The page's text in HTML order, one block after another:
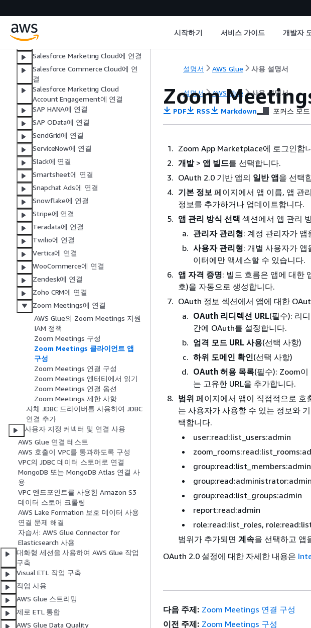
시작하기 서비스 가이드 개발자
QuickBooks에 연결
REST API에 연결
Salesforce에 연결
Salesforce Marketing Cloud에 연결
Salesforce Commerce Cloud에 연
결
Salesforce Marketing Cloud
Account Engagement에 연결
SAP HANA에 연결
SAP OData에 연결
SendGrid에 연결
ServiceNow에 연결
Slack에 연결
Smartsheet에 연결
Snapchat Ads에 연결
Snowflake에 연결
Stripe에 연결
Teradata에 연결
Twilio에 연결
Vertica에 연결
WooCommerce에 연결
Zendesk에 연결
Zoho CRM에 연결
Zoom Meetings에 연결
AWS Glue의 Zoom Meetings 지원
IAM 정책
Zoom Meetings 구성
Zoom Meetings 클라이언트 앱
구성
Zoom Meetings 연결 구성
Zoom Meetings 엔터티에서 읽기
Zoom Meetings 연결 옵션
Zoom Meetings 제한 사항
자체 JDBC 드라이버를 사용하여 JDBC
연결 추가
사용자 지정 커넥터 및 연결 사용
AWS Glue 연결 테스트
AWS 호출이 VPC를 통과하도록 구성
VPC의 JDBC 데이터 스토어로 연결
MongoDB 또는 MongoDB Atlas 연결 사
용
VPC 엔드포인트를 사용한 Amazon S3
데이터 스토어 크롤링
AWS Lake Formation 보호 데이터 사용
연결 문제 해결
자습서: AWS Glue Connector for
Elasticsearch 사용
대화형 세션을 사용하여 AWS Glue 작업
구축
Visual ETL 작업 구축
작업 사용
AWS Glue 스트리밍
제로 ETL 통합
AWS Glue Data Quality
설명서 AWS Glue 사용 설명서
설명서 AWS Glue 사용 설명서
Zoom
PDF RSS Markdown 포커스 모드
Zoom App Marketplace에 로그인합
개발> 앱 빌드를 선택합니다.
OAuth 2.0 기반 앱의 일반 앱을 선택
기본 정보 페이지에서 앱 이름, 앱 관
정보를 추가하거나 업데이트합니다.
앱 관리 방식 선택 섹션에서 앱 관리
관리자 관리형: 계정 관리자가 앱
사용자 관리형: 개별 사용자가 앱
이터에만 액세스할 수 있습니다.
앱 자격 증명: 빌드 흐름은 앱에 대한
호)을 자동으로 생성합니다.
OAuth 정보 섹션에서 앱에 대한
OAuth 리디렉션 URL(필수): 리
간에 OAuth를 설정합니다.
엄격 모드 URL 사용(선택 사항)
하위 도메인 확인(선택 사항)
OAuth 허용 목록(필수): Zoom
는 고유한 URL을 추가합니다.
범위 페이지에서 앱이 직접적으로 호
는 사용자가 사용할 수 있는 정보와
택합니다.
user:read:list_users:admin
group:read:list_members:admin
group:read:administrator:admin
group:read:list_groups:admin
report:read:admin
role:read:list_roles,
범위가 추가되면 계속을 선택하고 앱
OAuth 2.0 설정에 대한 자세한 내용은
다음 주제: Zoom Meetings 연결 구성
이전 주제: Zoom Meetings 구성